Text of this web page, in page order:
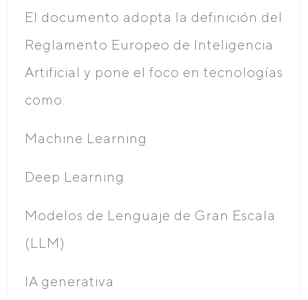
El documento adopta la definición del
Reglamento Europeo de Inteligencia
Artificial y pone el foco en tecnologías
como:
Machine Learning
Deep Learning
Modelos de Lenguaje de Gran Escala
(LLM)
IA generativa